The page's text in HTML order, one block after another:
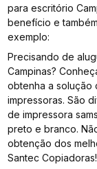
para escritório
benefício e
exemplo:
Precisando de
Campinas?
obtenha a solução
impressoras. São
de impressora
preto e branco.
obtenção dos
Santec Copiadoras!